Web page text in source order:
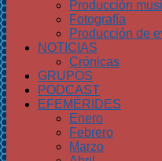
Producción
Fotografía
Producción de
NOTICIAS
Crónicas
GRUPOS
PODCAST
EFEMÉRIDES
Enero
Febrero
Marzo